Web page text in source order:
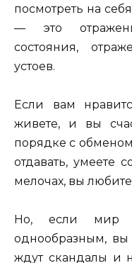
посмотреть на
— это
состояния,
устоев.
Если вам
живете, и вы
порядке с
отдавать, умеете
мелочах, вы
Но, если мир
однообразным, вы
ждут скандалы и